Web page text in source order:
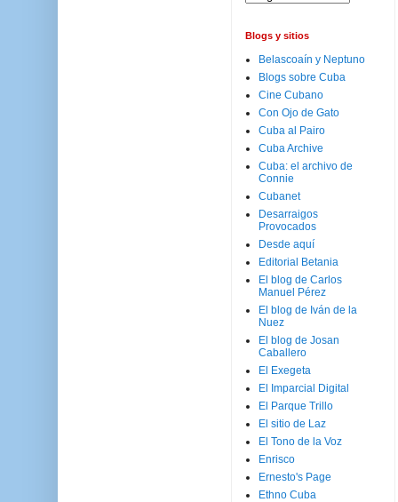
Blogs y sitios
Belascoaín y Neptuno
Blogs sobre Cuba
Cine Cubano
Con Ojo de Gato
Cuba al Pairo
Cuba Archive
Cuba: el archivo de
Connie
Cubanet
Desarraigos
Provocados
Desde aquí
Editorial Betania
El blog de Carlos
Manuel Pérez
El blog de Iván de la
Nuez
El blog de Josan
Caballero
El Exegeta
El Imparcial Digital
El Parque Trillo
El sitio de Laz
El Tono de la Voz
Enrisco
Ernesto's Page
Ethno Cuba